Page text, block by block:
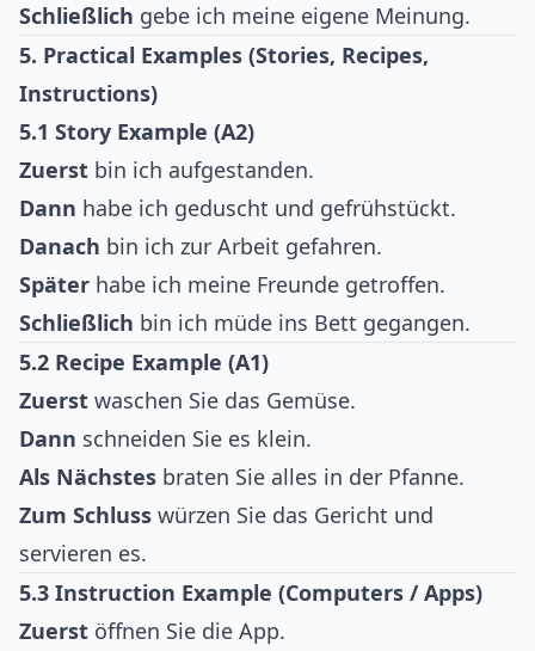
Schließlich gebe ich meine eigene Meinung.
5. Practical Examples (Stories, Recipes,
Instructions)
5.1 Story Example (A2)
Zuerst bin ich aufgestanden.
Dann habe ich geduscht und gefrühstückt.
Danach bin ich zur Arbeit gefahren.
Später habe ich meine Freunde getroffen.
Schließlich bin ich müde ins Bett gegangen.
5.2 Recipe Example (A1)
Zuerst waschen Sie das Gemüse.
Dann schneiden Sie es klein.
Als Nächstes braten Sie alles in der Pfanne.
Zum Schluss würzen Sie das Gericht und
servieren es.
5.3 Instruction Example (Computers / Apps)
Zuerst öffnen Sie die App.